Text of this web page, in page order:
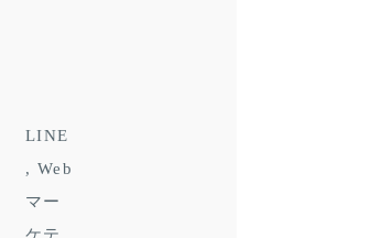
LINE
Web
マー